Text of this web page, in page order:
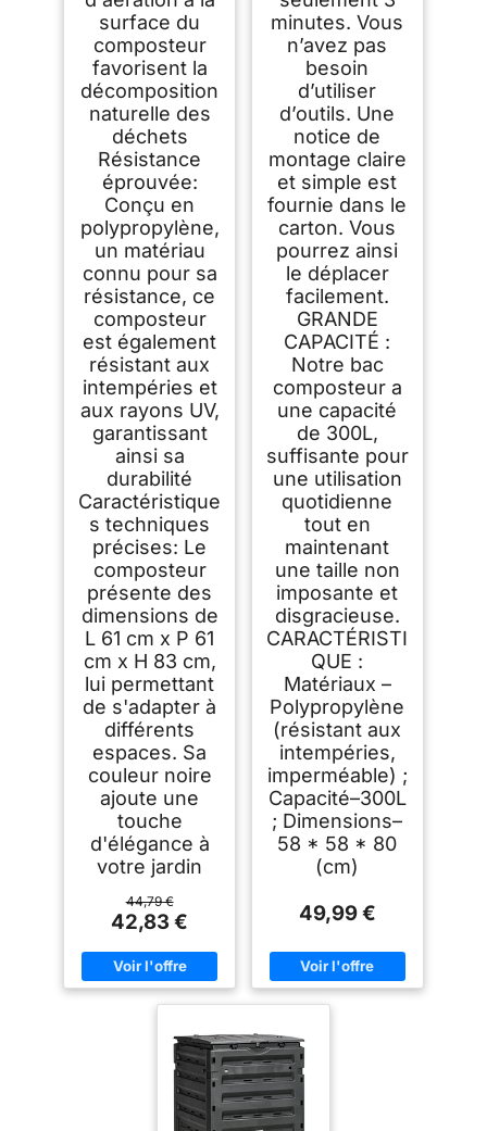
surface du
composteur
favorisent la
décomposition
naturelle des
déchets
Résistance
éprouvée:
Conçu en
polypropylène,
un matériau
connu pour sa
résistance, ce
composteur
est également
résistant aux
intempéries et
aux rayons UV,
garantissant
ainsi sa
durabilité
Caractéristique
s techniques
précises: Le
composteur
présente des
dimensions de
L 61 cm x P 61
cm x H 83 cm,
lui permettant
de s'adapter à
différents
espaces. Sa
couleur noire
ajoute une
touche
d'élégance à
votre jardin
44,79 €
42,83 €
minutes. Vous
n’avez pas
besoin
d’utiliser
d’outils. Une
notice de
montage claire
et simple est
fournie dans le
carton. Vous
pourrez ainsi
le déplacer
facilement.
GRANDE
CAPACITÉ :
Notre bac
composteur a
une capacité
de 300L,
suffisante pour
une utilisation
quotidienne
tout en
maintenant
une taille non
imposante et
disgracieuse.
CARACTÉRISTI
QUE :
Matériaux –
Polypropylène
(résistant aux
intempéries,
imperméable) ;
Capacité–300L
; Dimensions–
58 * 58 * 80
(cm)
49,99 €